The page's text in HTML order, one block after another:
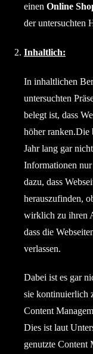
einen Online
der untersuchten
Inhaltlich:
In inhaltlichen
untersuchten
belegt ist, dass
höher ranken.Die
Jahr lang gar
Informationen
dazu, dass
herauszufinden,
wirklich zu ihren
dass die
verlassen.
Dabei ist es gar
sie kontinuierlich
Content
Dies ist laut
genutzte Content